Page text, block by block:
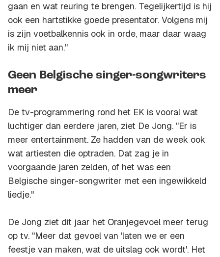
gaan en wat reuring te brengen. Tegelijkertijd is hij
ook een hartstikke goede presentator. Volgens mij
is zijn voetbalkennis ook in orde, maar daar waag
ik mij niet aan."
Geen Belgische singer-songwriters
meer
De tv-programmering rond het EK is vooral wat
luchtiger dan eerdere jaren, ziet De Jong. "Er is
meer entertainment. Ze hadden van de week ook
wat artiesten die optraden. Dat zag je in
voorgaande jaren zelden, of het was een
Belgische singer-songwriter met een ingewikkeld
liedje."
De Jong ziet dit jaar het Oranjegevoel meer terug
op tv. "Meer dat gevoel van 'laten we er een
feestje van maken, wat de uitslag ook wordt'. Het